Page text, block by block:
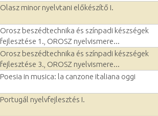
Olasz minor nyelvtani előkészítő I.
Orosz beszédtechnika és színpadi készségek
fejlesztése 1., OROSZ nyelvismere...
Orosz beszédtechnika és színpadi készségek
fejlesztése 3., OROSZ nyelvismere...
Poesia in musica: la canzone italiana oggi
Portugál nyelvfejlesztés I.